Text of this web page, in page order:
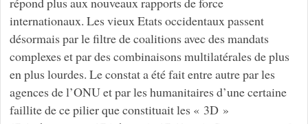
internationaux. Les vieux Etats occidentaux passent
désormais par le filtre de coalitions avec des mandats
complexes et par des combinaisons multilatérales de plus
en plus lourdes. Le constat a été fait entre autre par les
agences de l’ONU et par les humanitaires d’une certaine
faillite de ce pilier que constituait les « 3D »